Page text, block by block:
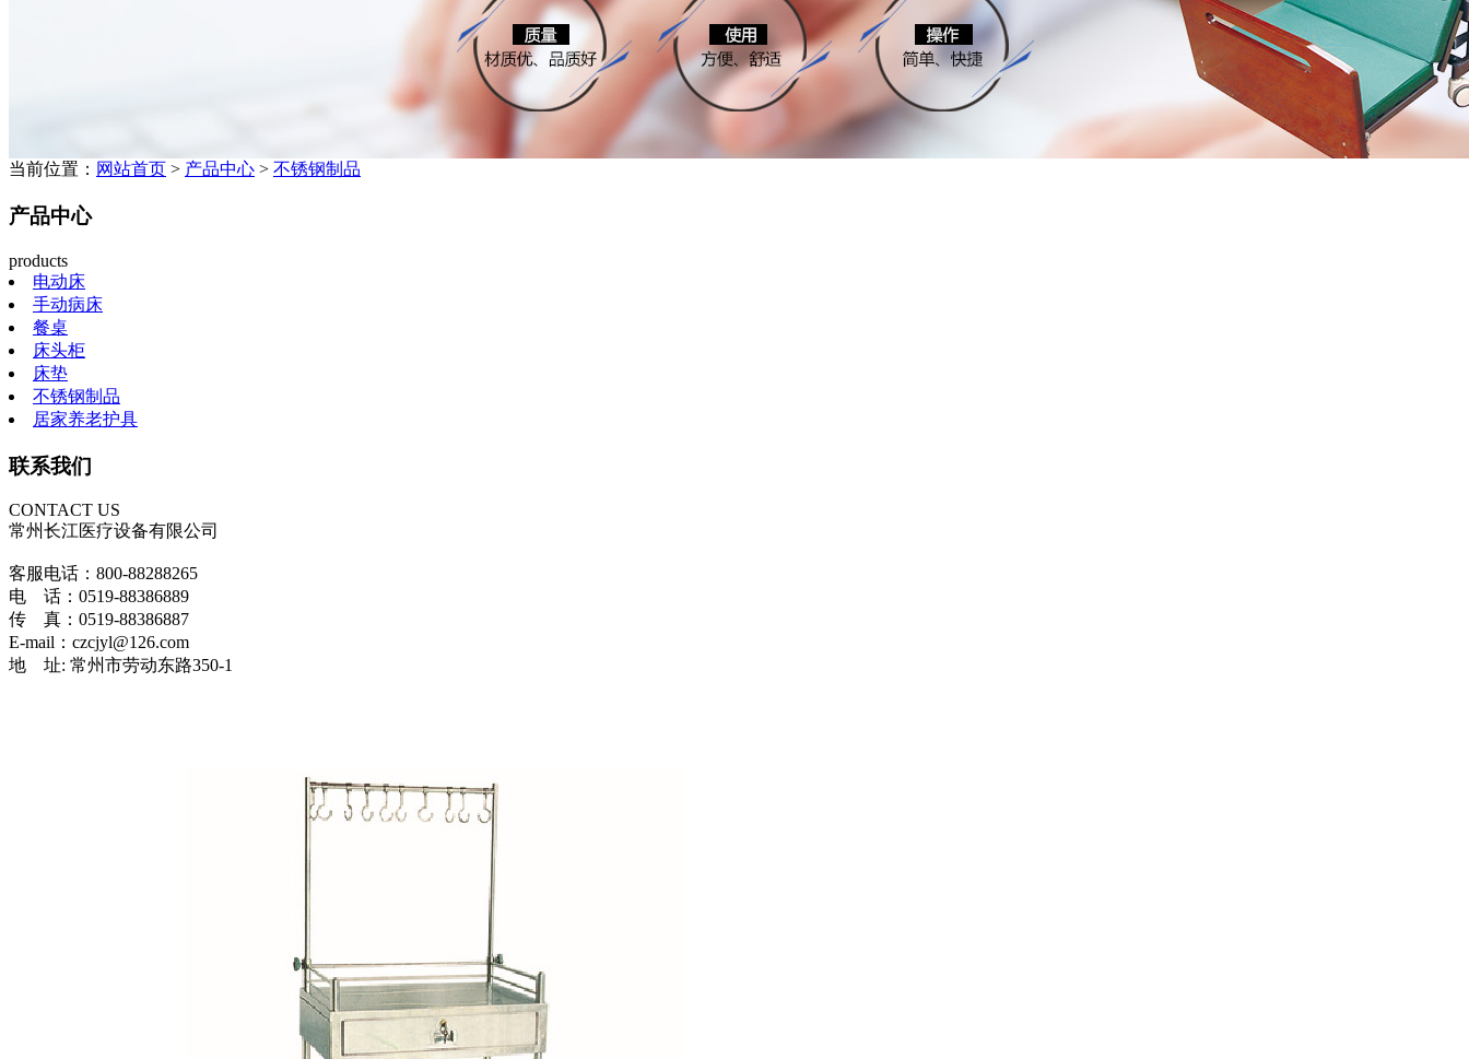
当前位置： 网站首页 > 产品中心 > 不锈钢制品
产品中心
products
电动床
手动病床
餐桌
床头柜
床垫
不锈钢制品
居家养老护具
联系我们
CONTACT US
常州长江医疗设备有限公司
客服电话：800-88288265
电 话：0519-88386889
传 真：0519-88386887
E-mail：czcjyl@126.com
地 址: 常州市劳动东路350-1